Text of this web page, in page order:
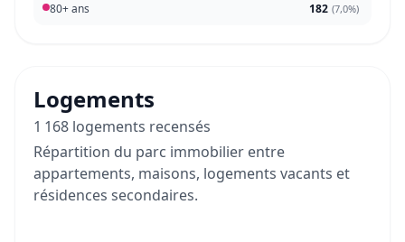
80+ ans 182 (7,0%)
Logements
1 168 logements recensés
Répartition du parc immobilier entre
appartements, maisons, logements vacants et
résidences secondaires.